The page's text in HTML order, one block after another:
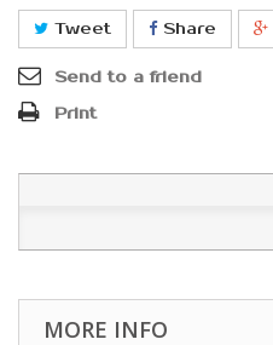
Tweet Share
Send to a friend
Print
MORE INFO